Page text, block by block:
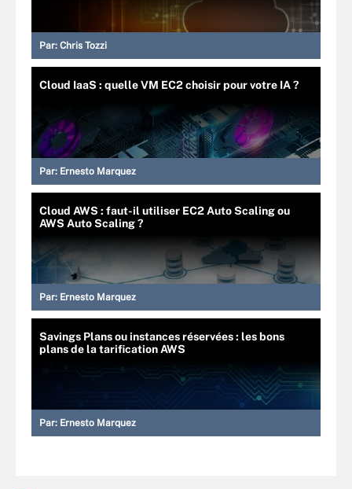
Par: Chris Tozzi
Cloud IaaS : quelle VM EC2 choisir pour votre IA ?
Par: Ernesto Marquez
Cloud AWS : faut-il utiliser EC2 Auto Scaling ou
AWS Auto Scaling ?
Par: Ernesto Marquez
Savings Plans ou instances réservées : les bons
plans de la tarification AWS
Par: Ernesto Marquez